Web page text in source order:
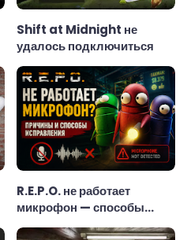
Shift at Midnight не
удалось подключиться
R.E.P.O. не работает
микрофон — способы
исправления